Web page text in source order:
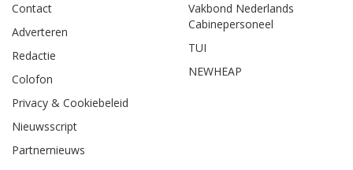
Contact
Adverteren
Redactie
Colofon
Privacy & Cookiebeleid
Nieuwsscript
Partnernieuws
Vakbond Nederlands
Cabinepersoneel
TUI
NEWHEAP